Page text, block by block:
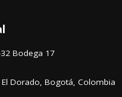
Bodega 17
Dorado, Bogotá, Colombia